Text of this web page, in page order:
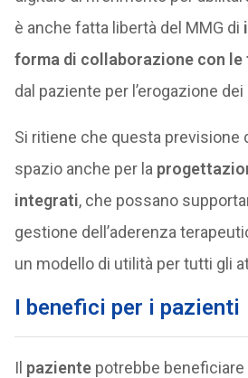
è anche fatta libertà del MMG di
forma di collaborazione con le
dal paziente per l’erogazione
Si ritiene che questa previsione
spazio anche per la
integrati, che possano
gestione dell’aderenza
un modello di utilità per tutti gli
I benefici per i pazienti
Il pazientepotrebbe beneficiare